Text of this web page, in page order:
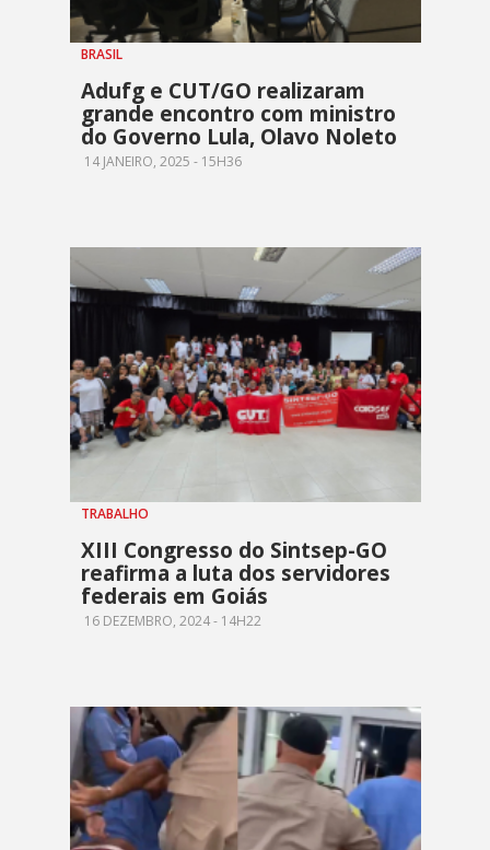
BRASIL
Adufg e CUT/GO realizaram
grande encontro com ministro
do Governo Lula, Olavo Noleto
14 JANEIRO, 2025 - 15H36
TRABALHO
XIII Congresso do Sintsep-GO
reafirma a luta dos servidores
federais em Goiás
16 DEZEMBRO, 2024 - 14H22